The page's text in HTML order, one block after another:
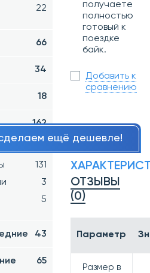
22
66
34
18
162
131
3
5
43
65
получаете
полностью
готовый к
поездке
байк.
Добавить к
сравнению
ещё дешевле!
ОТЗЫВЫ
(0)
Параметр
Размер в